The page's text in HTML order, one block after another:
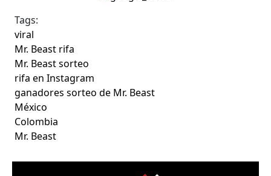
Tags:
viral
Mr. Beast rifa
Mr. Beast sorteo
rifa en Instagram
ganadores sorteo de Mr. Beast
México
Colombia
Mr. Beast